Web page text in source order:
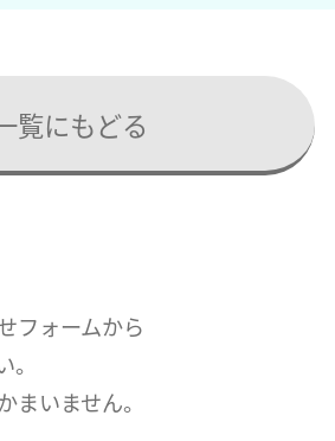
覧にもどる
フォームから
まいません。